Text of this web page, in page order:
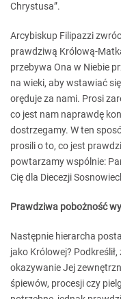
Chrystusa”.
Arcybiskup Filipazzi
prawdziwą Królową-
przebywa Ona w Niebie
na wieki, aby wstawiać
oręduje za nami. Prosi
co jest nam naprawdę
dostrzegamy. W ten
prosili o to, co jest
powtarzamy wspólnie:
Cię dla Diecezji
Prawdziwa pobożność
Następnie hierarcha
jako Królowej?
okazywanie Jej
śpiewów, procesji czy